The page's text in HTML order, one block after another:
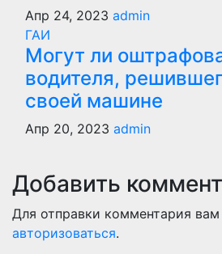
Апр 24, 2023 admin
ГАИ
Могут ли
водителя,
своей машине
Апр 20, 2023 admin
Добавить
Для отправки комментария
авторизоваться.